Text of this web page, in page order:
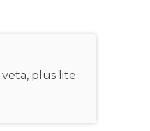
plus lite